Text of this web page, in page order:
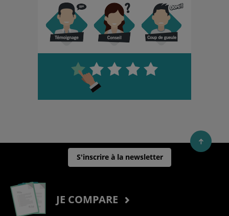
S'inscrire à la newsletter
JE COMPARE